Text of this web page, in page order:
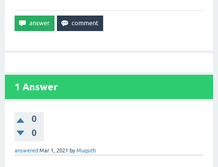
1 Answer
0
0
answered Mar 1, 2021 byMuqsith